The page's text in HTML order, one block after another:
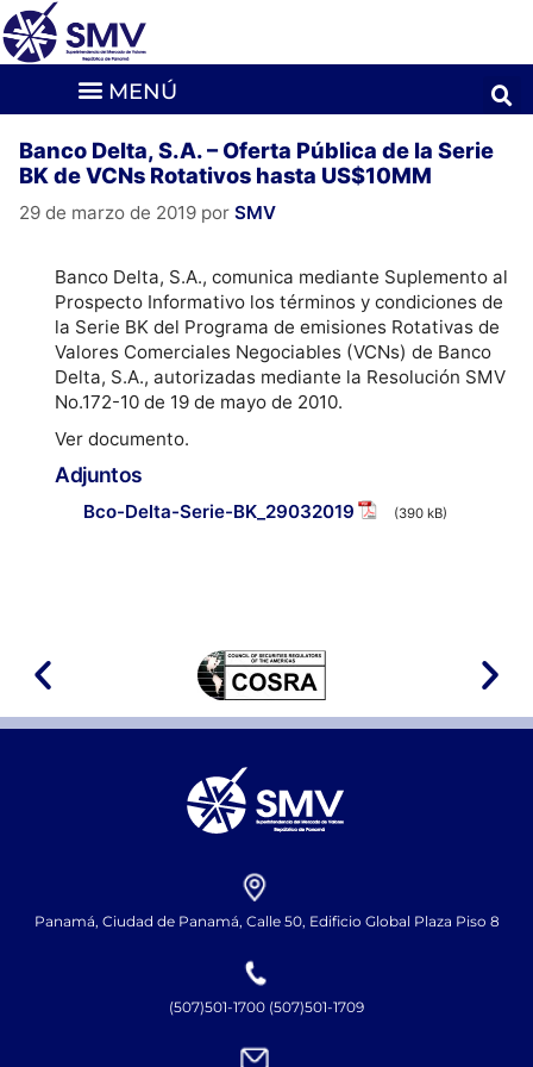
Banco Delta, S.A. – Oferta Pública de la Serie
BK de VCNs Rotativos hasta US$10MM
29 de marzo de 2019 por SMV
Banco Delta, S.A., comunica mediante Suplemento al
Prospecto Informativo los términos y condiciones de
la Serie BK del Programa de emisiones Rotativas de
Valores Comerciales Negociables (VCNs) de Banco
Delta, S.A., autorizadas mediante la Resolución SMV
No.172-10 de 19 de mayo de 2010.
Ver documento.
Adjuntos
Bco-Delta-Serie-BK_29032019 (390 kB)
Panamá, Ciudad de Panamá, Calle 50, Edificio Global Plaza Piso 8
(507)501-1700 (507)501-1709